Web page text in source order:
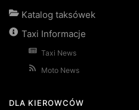
Katalog taksówek
Taxi Informacje
Taxi News
Moto News
DLA KIEROWCÓW